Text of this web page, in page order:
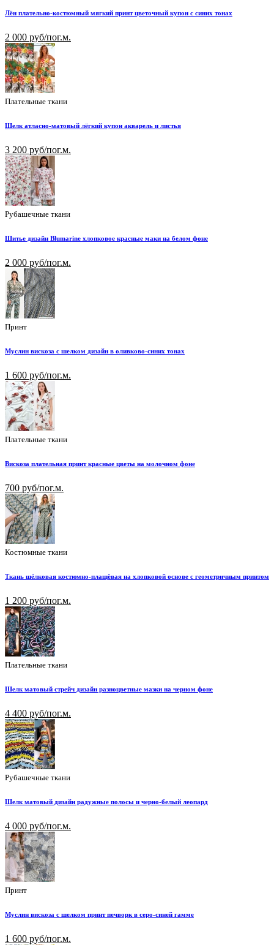
Лён плательно-костюмный мягкий принт цветочный купон с синих тонах
2 000 руб/пог.м.
Плательные ткани
Шелк атласно-матовый лёгкий купон акварель и листья
3 200 руб/пог.м.
Рубашечные ткани
Шитье дизайн Blumarine хлопковое красные маки на белом фоне
2 000 руб/пог.м.
Принт
Муслин вискоза с шелком дизайн в оливково-синих тонах
1 600 руб/пог.м.
Плательные ткани
Вискоза плательная принт красные цветы на молочном фоне
700 руб/пог.м.
Костюмные ткани
Ткань шёлковая костюмно-плащёвая на хлопковой основе с геометричным принтом
1 200 руб/пог.м.
Плательные ткани
Шелк матовый стрейч дизайн разноцветные мазки на черном фоне
4 400 руб/пог.м.
Рубашечные ткани
Шелк матовый дизайн радужные полосы и черно-белый леопард
4 000 руб/пог.м.
Принт
Муслин вискоза с шелком принт печворк в серо-синей гамме
1 600 руб/пог.м.